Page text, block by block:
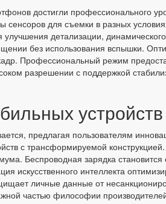
достигли профессионального
для съемки в разных
детализации,
без использования вспышки.
Профессиональный режим
разрешении с поддержкой
устройств
предлагая пользователям
с трансформируемой
Беспроводная зарядка
искусственного интеллекта
личные данные от
частью философии